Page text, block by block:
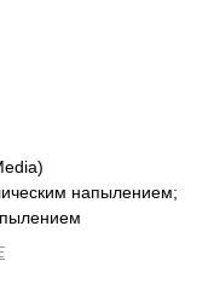
напылением;